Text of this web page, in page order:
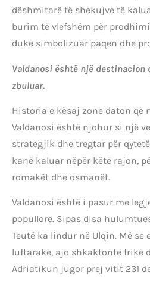
dëshmitarë të shekujve të
burim të vlefshëm për
duke simbolizuar paqen dhe
Valdanosi është një destinacion
zbuluar.
Historia e kësaj zone daton që
Valdanosi është njohur si një
strategjik dhe tregtar për
kanë kaluar nëpër këtë rajon,
romakët dhe osmanët.
Valdanosi është i pasur me
popullore. Sipas disa
Teutë ka lindur në Ulqin. Më se
luftarake, ajo shkaktonte frikë
Adriatikun jugor prej vitit 231